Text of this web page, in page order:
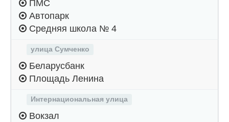
ПМС
Автопарк
Средняя школа № 4
улица Сумченко
Беларусбанк
Площадь Ленина
Интернациональная улица
Вокзал